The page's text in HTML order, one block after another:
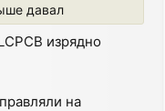
давал
изрядно
на